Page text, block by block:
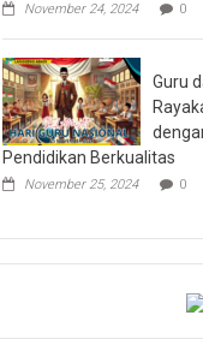
November 24, 2024 0
Guru
Pendidikan Berkualitas
November 25, 2024 0